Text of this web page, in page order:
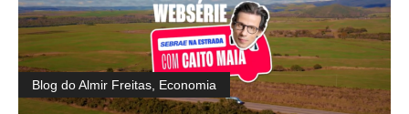
Blog do Almir Freitas, Economia